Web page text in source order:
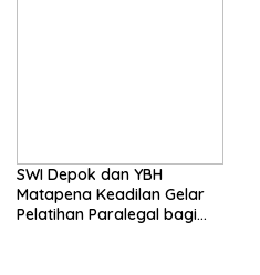
SWI Depok dan YBH
Matapena Keadilan Gelar
Pelatihan Paralegal bagi